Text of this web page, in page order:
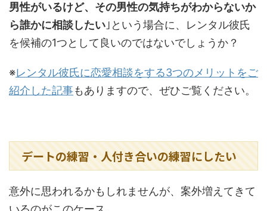
男性がいるけど、その男性の気持ちがわからないか
ら誰かに相談したい ｣という場合に、レンタル彼氏
を候補の1つとして良いのではないでしょうか？
※レンタル彼氏に恋愛相談をする3つのメリットをご
紹介した記事もありますので、ぜひご覧ください。
デートの練習・人付き合いの練習にしたい
意外に思われるかもしれませんが、案外増えてきて